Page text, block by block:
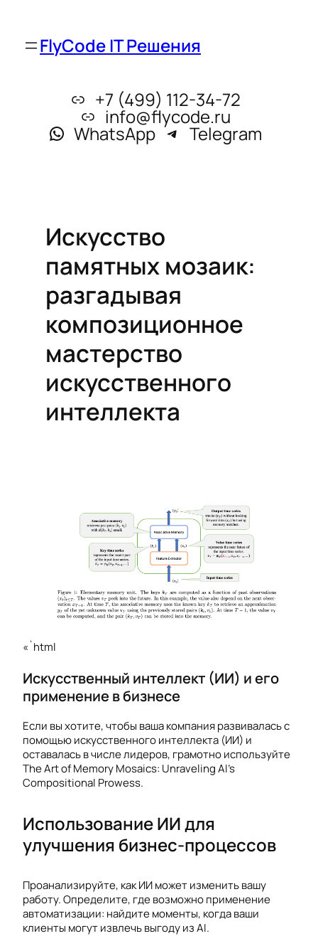
FlyCode IT Решения
+7 (499) 112-34-72
info@flycode.ru
WhatsApp Telegram
Искусство
памятных мозаик:
разгадывая
композиционное
мастерство
искусственного
интеллекта
«`html
Искусственный интеллект (ИИ) и его
применение в бизнесе
Если вы хотите, чтобы ваша компания развивалась с
помощью искусственного интеллекта (ИИ) и
оставалась в числе лидеров, грамотно используйте
The Art of Memory Mosaics: Unraveling AI’s
Compositional Prowess.
Использование ИИ для
улучшения бизнес-процессов
Проанализируйте, как ИИ может изменить вашу
работу. Определите, где возможно применение
автоматизации: найдите моменты, когда ваши
клиенты могут извлечь выгоду из AI.